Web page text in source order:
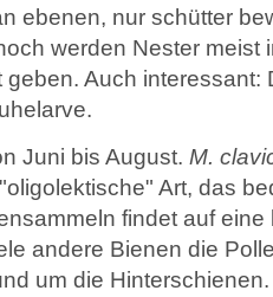
ebenen, nur schütter
werden Nester meist
Auch interessant:
Juni bis August. M.
Art, das
findet auf
andere Bienen die
um die